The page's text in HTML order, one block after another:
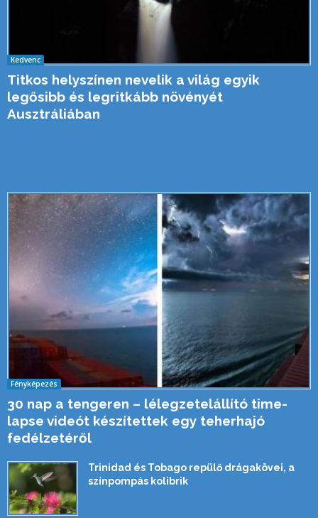
Kedvenc
Titkos helyszínen nevelik a világ egyik
legősibb és legritkább növényét
Ausztráliában
Fényképezés
30 nap a tengeren – lélegzetelállító time-
lapse videót készítettek egy teherhajó
fedélzetéről
Trinidad és Tobago repülő drágakövei, a
színpompás kolibrik